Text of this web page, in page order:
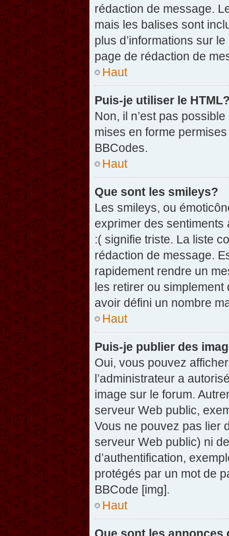
rédaction de message.
mais les balises sont
plus d’informations sur
page de rédaction de
Haut
Puis-je utiliser le
Non, il n’est pas
mises en forme
BBCodes.
Haut
Que sont les smileys?
Les smileys, ou
exprimer des
:( signifie triste. La liste
rédaction de message.
rapidement rendre un
les retirer ou simplement
avoir défini un nombre
Haut
Puis-je publier des
Oui, vous pouvez
l’administrateur a
image sur le forum.
serveur Web public,
Vous ne pouvez pas lier
serveur Web public) ni
d’authentification,
protégés par un mot de
BBCode [img].
Haut
Que sont les annonces